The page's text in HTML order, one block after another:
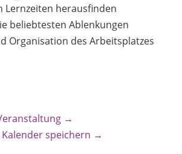
Lernzeiten herausfinden
beliebtesten Ablenkungen
Organisation des Arbeitsplatzes
→
speichern →